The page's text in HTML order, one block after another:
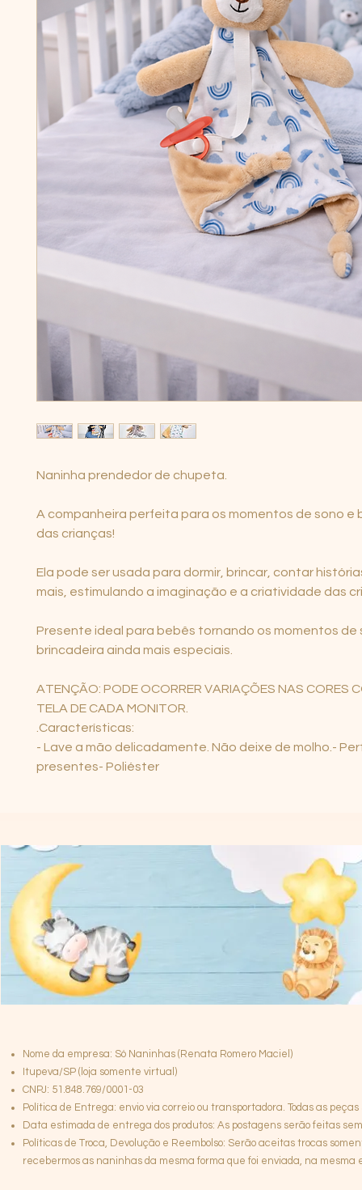
Naninha prendedor de chupeta.
A companheira perfeita para os momentos de sono e
das crianças!
Ela pode ser usada para dormir, brincar, contar
mais, estimulando a imaginação e a criatividade das
Presente ideal para bebês tornando os momentos de
brincadeira ainda mais especiais.
ATENÇÃO: PODE OCORRER VARIAÇÕES NAS CORES
TELA DE CADA MONITOR.
.Características:
- Lave a mão delicadamente. Não deixe de molho.-
presentes- Poliéster
Nome da empresa: Só Naninhas (Renata Romero Maciel)
Itupeva/SP (loja somente virtual)
CNPJ: 51.848.769/0001-03
Política de Entrega: envio via correio ou transportadora. Todas as
Data estimada de entrega dos produtos: As postagens serão feitas
Políticas de Troca, Devolução e Reembolso: Serão aceitas trocas
recebermos as naninhas da mesma forma que foi enviada, na mesma